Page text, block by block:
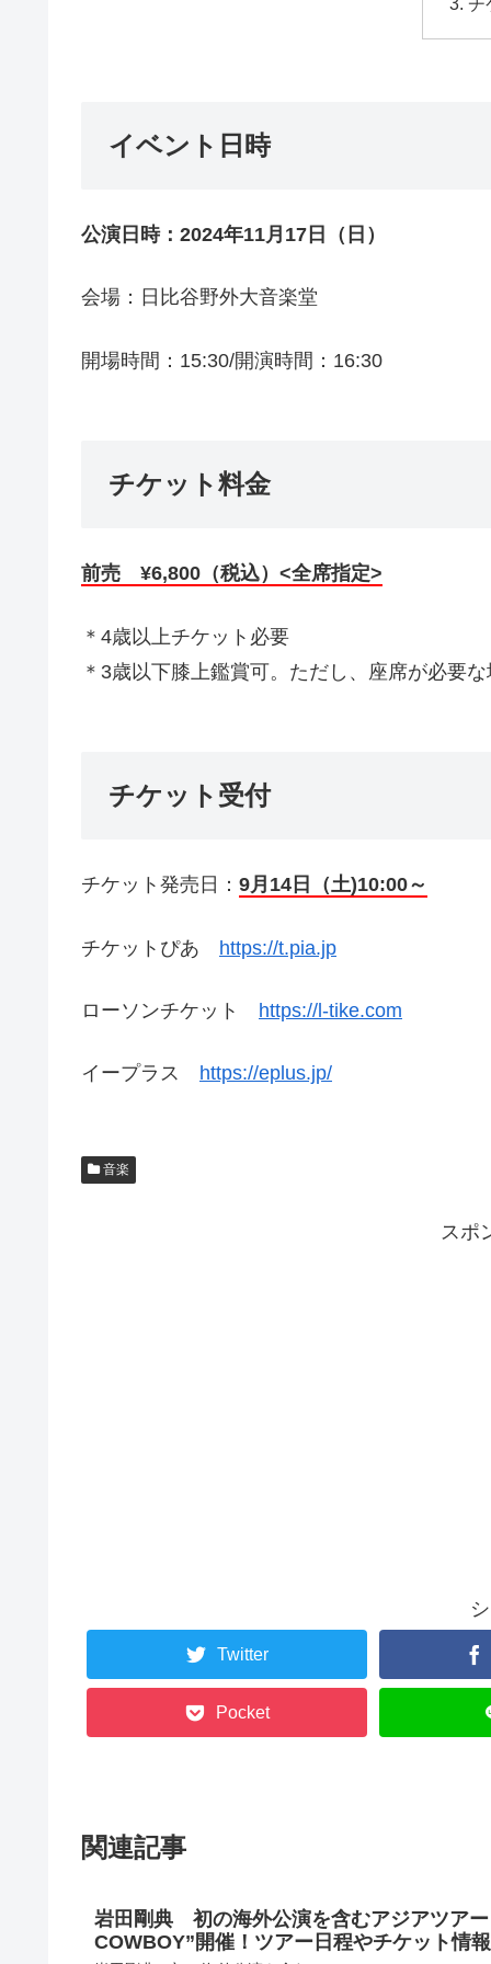
イベント日時
公演⽇時：2024年11⽉17⽇（日）
会場：日比谷野外大音楽堂
開場時間：15:30/開演時間：16:30
チケット料金
前売 ¥6,800（税込）<全席指定>
＊4歳以上チケット必要
＊3歳以下膝上鑑賞可。ただし、座席が必要な
チケット受付
チケット発売日： 9月14日（土)10:00～
チケットぴあ https://t.pia.jp
ローソンチケット https://l-tike.com
イープラス https://eplus.jp/
音楽
スポ
Twitter
Pocket
関連記事
岩田剛典 初の海外公演を含むアジアツア
COWBOY”開催！ツアー日程やチケット情